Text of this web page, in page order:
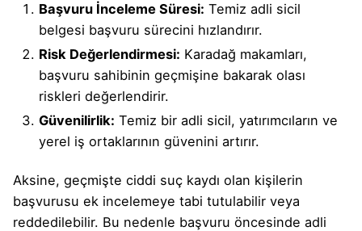
Başvuru İnceleme Süresi: Temiz adli sicil
belgesi başvuru sürecini hızlandırır.
Risk Değerlendirmesi: Karadağ makamları,
başvuru sahibinin geçmişine bakarak olası
riskleri değerlendirir.
Güvenilirlik: Temiz bir adli sicil, yatırımcıların ve
yerel iş ortaklarının güvenini artırır.
Aksine, geçmişte ciddi suç kaydı olan kişilerin
başvurusu ek incelemeye tabi tutulabilir veya
reddedilebilir. Bu nedenle başvuru öncesinde adli